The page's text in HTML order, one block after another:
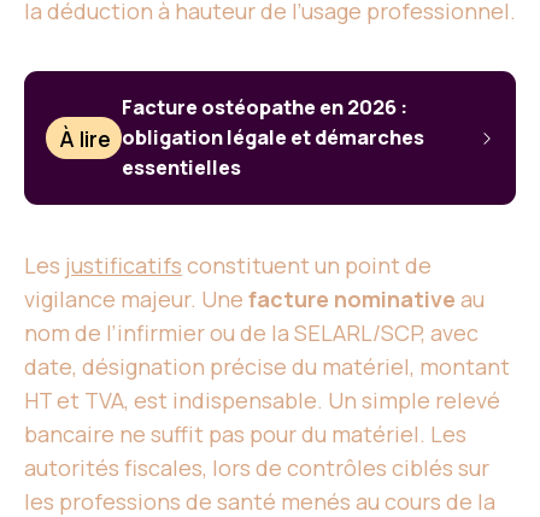
la déduction à hauteur de l’usage professionnel.
À lire
Facture ostéopathe en 2026 :
obligation légale et démarches
essentielles
Les justificatifs constituent un point de
vigilance majeur. Une facture nominative au
nom de l’infirmier ou de la SELARL/SCP, avec
date, désignation précise du matériel, montant
HT et TVA, est indispensable. Un simple relevé
bancaire ne suffit pas pour du matériel. Les
autorités fiscales, lors de contrôles ciblés sur
les professions de santé menés au cours de la